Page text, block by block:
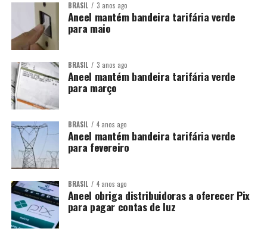
BRASIL 3 anos ago
Aneel mantém bandeira tarifária verde
para maio
BRASIL 3 anos ago
Aneel mantém bandeira tarifária verde
para março
BRASIL 4 anos ago
Aneel mantém bandeira tarifária verde
para fevereiro
BRASIL 4 anos ago
Aneel obriga distribuidoras a oferecer Pix
para pagar contas de luz